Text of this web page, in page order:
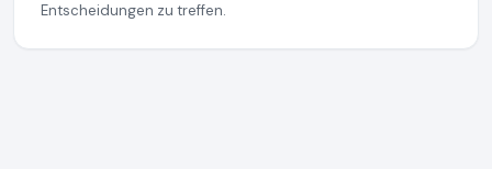
Entscheidungen zu treffen.